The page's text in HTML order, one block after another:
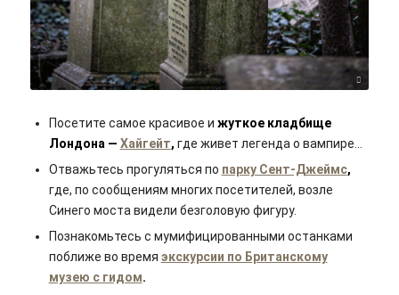
Carl Tronders/unsplash
Посетите самое красивое и жуткое кладбище
Лондона — Хайгейт, где живет легенда о вампире…
Отважьтесь прогуляться по парку Сент-Джеймс,
где, по сообщениям многих посетителей, возле
Синего моста видели безголовую фигуру.
Познакомьтесь с мумифицированными останками
поближе во время экскурсии по Британскому
музею с гидом.